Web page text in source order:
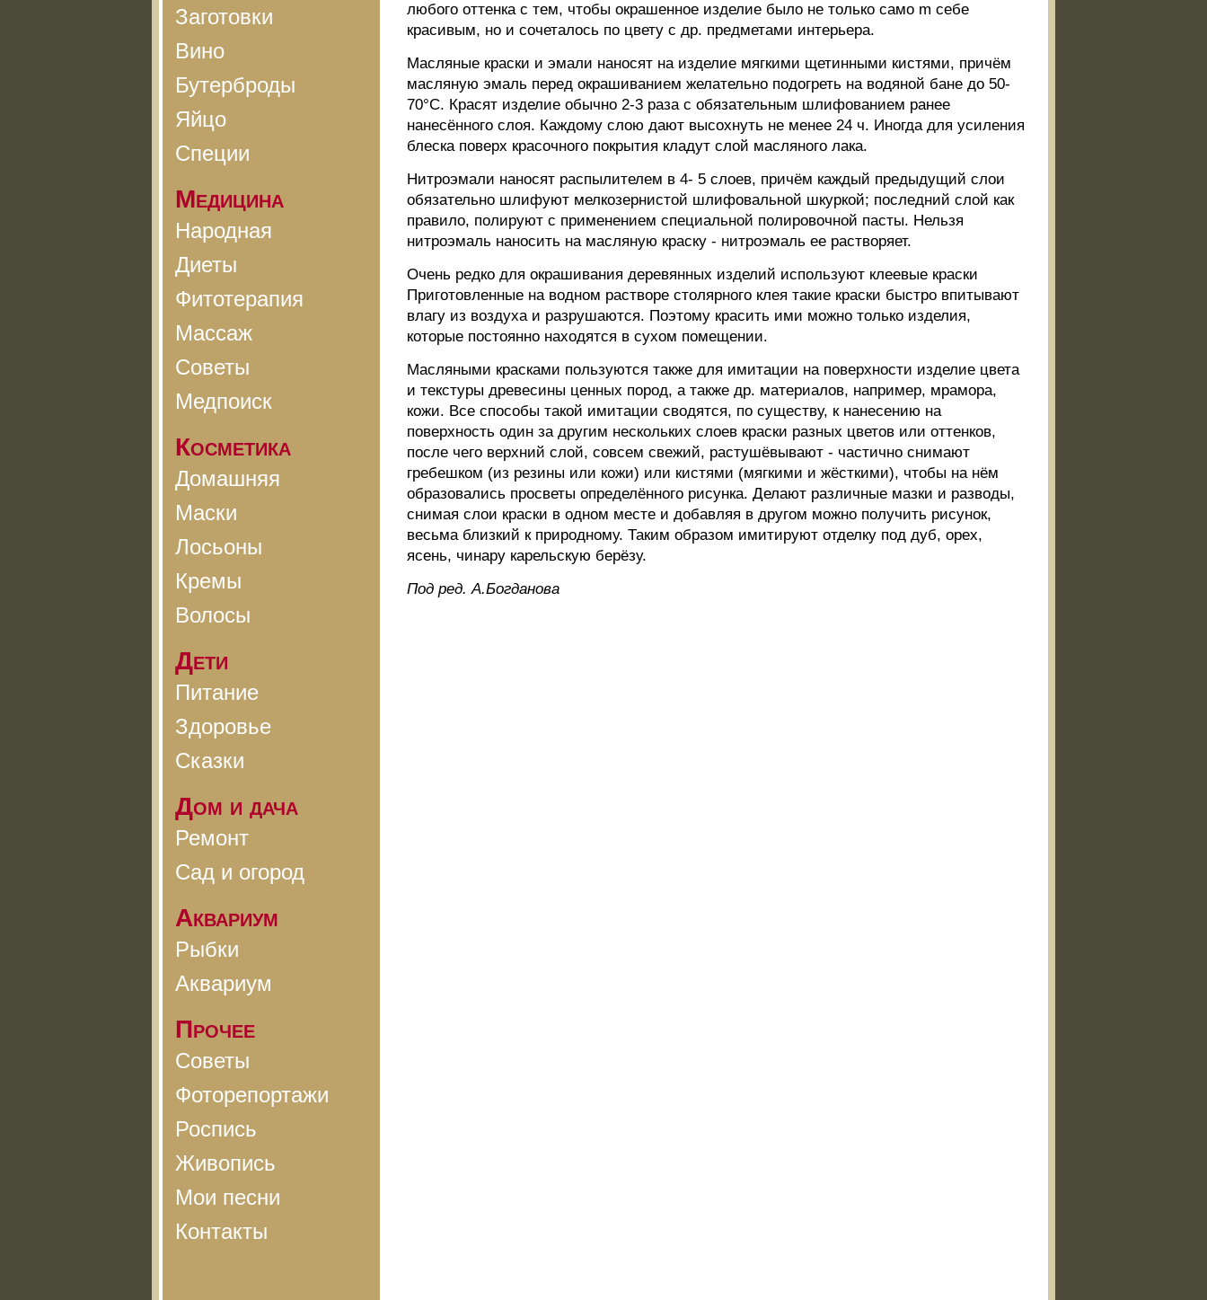
Заготовки
Вино
Бутерброды
Яйцо
Специи
Медицина
Народная
Диеты
Фитотерапия
Массаж
Советы
Медпоиск
Косметика
Домашняя
Маски
Лосьоны
Кремы
Волосы
Дети
Питание
Здоровье
Сказки
Дом и дача
Ремонт
Сад и огород
Аквариум
Рыбки
Аквариум
Прочее
Советы
Фоторепортажи
Роспись
Живопись
Мои песни
Контакты
любого оттенка с тем, чтобы окрашенное изделие было не только само m себе
красивым, но и сочеталось по цвету с др. предметами интерьера.
Масляные краски и эмали наносят на изделие мягкими щетинными кистями, причём
масляную эмаль перед окрашиванием желательно подогреть на водяной бане до 50-
70°С. Красят изделие обычно 2-3 раза с обязательным шлифованием ранее
нанесённого слоя. Каждому слою дают высохнуть не менее 24 ч. Иногда для усиления
блеска поверх красочного покрытия кладут слой масляного лака.
Нитроэмали наносят распылителем в 4- 5 слоев, причём каждый предыдущий слои
обязательно шлифуют мелкозернистой шлифовальной шкуркой; последний слой как
правило, полируют с применением специальной полировочной пасты. Нельзя
нитроэмаль наносить на масляную краску - нитроэмаль ее растворяет.
Очень редко для окрашивания деревянных изделий используют клеевые краски
Приготовленные на водном растворе столярного клея такие краски быстро впитывают
влагу из воздуха и разрушаются. Поэтому красить ими можно только изделия,
которые постоянно находятся в сухом помещении.
Масляными красками пользуются также для имитации на поверхности изделие цвета
и текстуры древесины ценных пород, а также др. материалов, например, мрамора,
кожи. Все способы такой имитации сводятся, по существу, к нанесению на
поверхность один за другим нескольких слоев краски разных цветов или оттенков,
после чего верхний слой, совсем свежий, растушёвывают - частично снимают
гребешком (из резины или кожи) или кистями (мягкими и жёсткими), чтобы на нём
образовались просветы определённого рисунка. Делают различные мазки и разводы,
снимая слои краски в одном месте и добавляя в другом можно получить рисунок,
весьма близкий к природному. Таким образом имитируют отделку под дуб, орех,
ясень, чинару карельскую берёзу.
Под ред. А.Богданова